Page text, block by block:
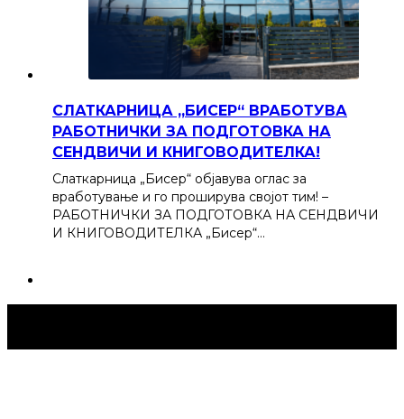
СЛАТКАРНИЦА „БИСЕР“ ВРАБОТУВА
РАБОТНИЧКИ ЗА ПОДГОТОВКА НА
СЕНДВИЧИ И КНИГОВОДИТЕЛКА!
Слаткарница „Бисер“ објавува оглас за
вработување и го проширува својот тим! –
РАБОТНИЧКИ ЗА ПОДГОТОВКА НА СЕНДВИЧИ
И КНИГОВОДИТЕЛКА „Бисер“…